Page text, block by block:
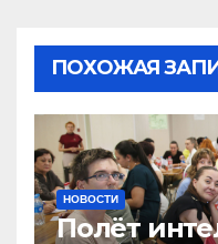
ПОХОЖАЯ
НОВОСТИ
Полёт